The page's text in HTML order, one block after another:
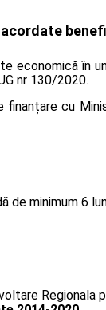
acordate
economică în
nr 130/2020.
cu
minimum 6
Regionala